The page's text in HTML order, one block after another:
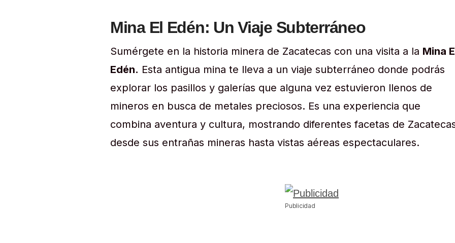
Mina El Edén: Un Viaje Subterráneo
Sumérgete en la historia minera de Zacatecas con una visita a la Mina
Edén. Esta antigua mina te lleva a un viaje subterráneo donde podrás
explorar los pasillos y galerías que alguna vez estuvieron llenos de
mineros en busca de metales preciosos. Es una experiencia que
combina aventura y cultura, mostrando diferentes facetas de
desde sus entrañas mineras hasta vistas aéreas espectaculares.
Publicidad